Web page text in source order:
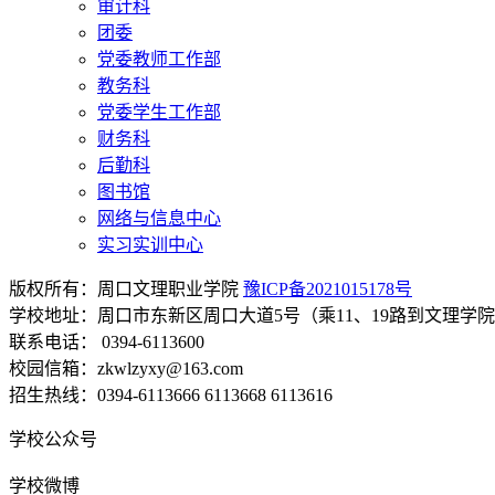
审计科
团委
党委教师工作部
教务科
党委学生工作部
财务科
后勤科
图书馆
网络与信息中心
实习实训中心
版权所有：周口文理职业学院 豫ICP备2021015178号
学校地址：周口市东新区周口大道5号（乘11、19路到文理学
联系电话： 0394-6113600
校园信箱：zkwlzyxy@163.com
招生热线：0394-6113666 6113668 6113616
学校公众号
学校微博